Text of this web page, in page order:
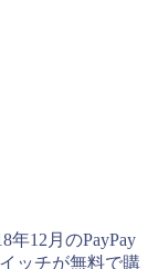
年12月のPayPay
ッチが無料で購